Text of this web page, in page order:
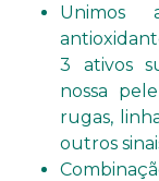
Unimos
3 ativos
nossa
rugas,
outros